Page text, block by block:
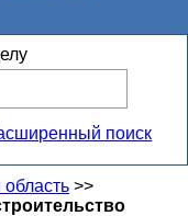
поиск
>>